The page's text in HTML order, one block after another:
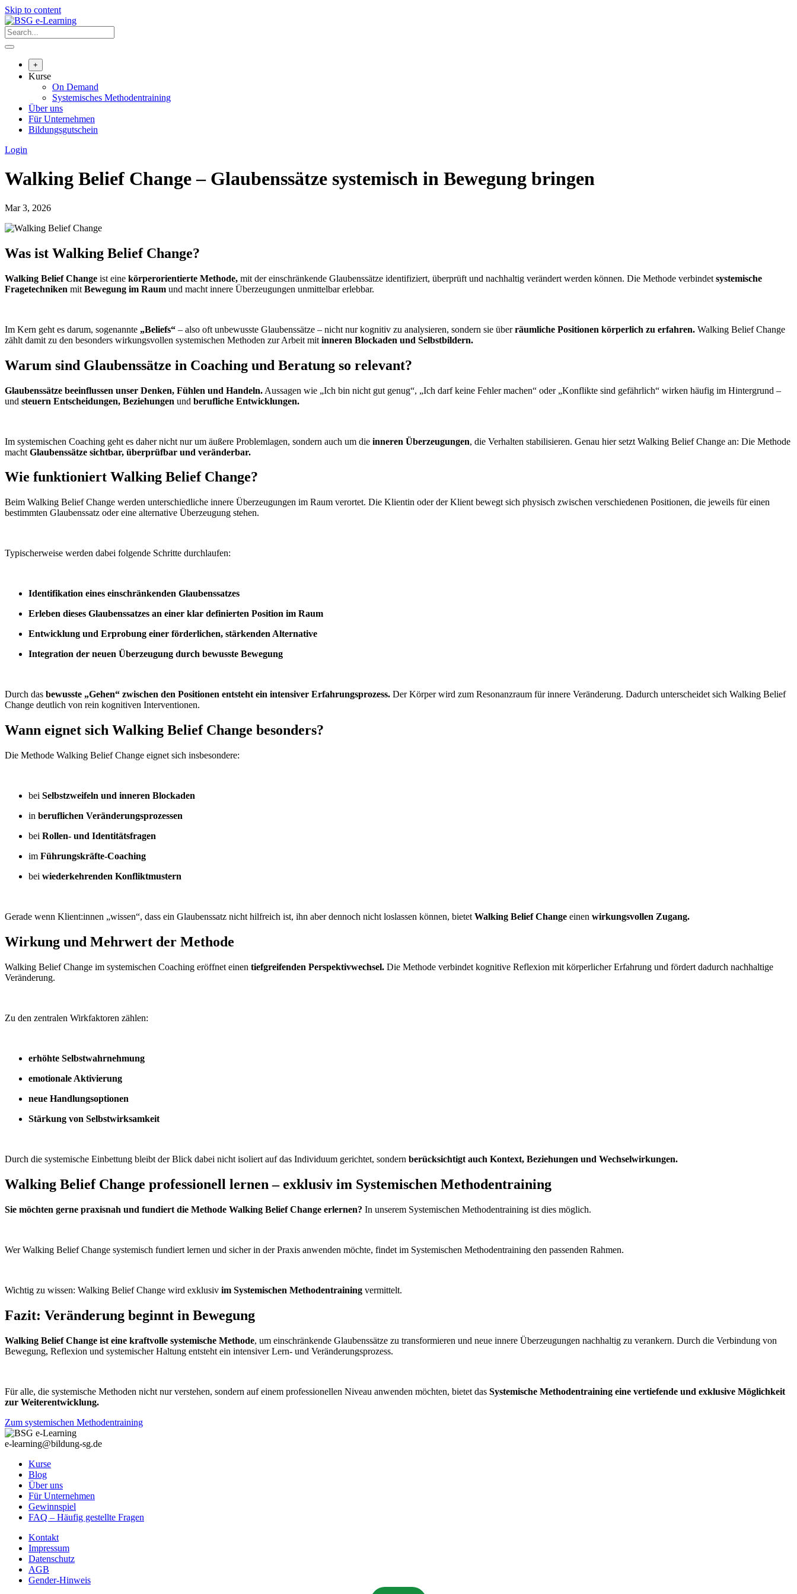
Skip to content
+
Kurse
On Demand
Systemisches Methodentraining
Über uns
Für Unternehmen
Bildungsgutschein
Login
Walking Belief Change – Glaubenssätze systemisch in Bewegung bringen
Mar 3, 2026
Was ist Walking Belief Change?
Walking Belief Change ist eine körperorientierte Methode, mit der einschränkende Glaubenssätze identifiziert, überprüft und nachhaltig verändert werden können. Die Methode verbindet systemische
Fragetechniken mit Bewegung im Raum und macht innere Überzeugungen unmittelbar erlebbar.
Im Kern geht es darum, sogenannte „Beliefs“ – also oft unbewusste Glaubenssätze – nicht nur kognitiv zu analysieren, sondern sie überräumliche Positionen körperlich zu erfahren. Walking Belief Change
zählt damit zu den besonders wirkungsvollen systemischen Methoden zur Arbeit mit inneren Blockaden und Selbstbildern.
Warum sind Glaubenssätze in Coaching und Beratung so relevant?
Glaubenssätze beeinflussen unser Denken, Fühlen und Handeln. Aussagen wie „Ich bin nicht gut genug“, „Ich darf keine Fehler machen“ oder „Konflikte sind gefährlich“ wirken häufig im Hintergrund –
und steuern Entscheidungen, Beziehungen und berufliche Entwicklungen.
Im systemischen Coaching geht es daher nicht nur um äußere Problemlagen, sondern auch um die inneren Überzeugungen, die Verhalten stabilisieren. Genau hier setzt Walking Belief Change an: Die Methode
macht Glaubenssätze sichtbar, überprüfbar und veränderbar.
Wie funktioniert Walking Belief Change?
Beim Walking Belief Change werden unterschiedliche innere Überzeugungen im Raum verortet. Die Klientin oder der Klient bewegt sich physisch zwischen verschiedenen Positionen, die jeweils für einen
bestimmten Glaubenssatz oder eine alternative Überzeugung stehen.
Typischerweise werden dabei folgende Schritte durchlaufen:
Identifikation eines einschränkenden Glaubenssatzes
Erleben dieses Glaubenssatzes an einer klar definierten Position im Raum
Entwicklung und Erprobung einer förderlichen, stärkenden Alternative
Integration der neuen Überzeugung durch bewusste Bewegung
Durch das bewusste „Gehen“ zwischen den Positionen entsteht ein intensiver Erfahrungsprozess. Der Körper wird zum Resonanzraum für innere Veränderung. Dadurch unterscheidet sich Walking Belief
Change deutlich von rein kognitiven Interventionen.
Wann eignet sich Walking Belief Change besonders?
Die Methode Walking Belief Change eignet sich insbesondere:
bei Selbstzweifeln und inneren Blockaden
in beruflichen Veränderungsprozessen
bei Rollen- und Identitätsfragen
im Führungskräfte-Coaching
bei wiederkehrenden Konfliktmustern
Gerade wenn Klient:innen „wissen“, dass ein Glaubenssatz nicht hilfreich ist, ihn aber dennoch nicht loslassen können, bietet Walking Belief Change einen wirkungsvollen Zugang.
Wirkung und Mehrwert der Methode
Walking Belief Change im systemischen Coaching eröffnet einen tiefgreifenden Perspektivwechsel. Die Methode verbindet kognitive Reflexion mit körperlicher Erfahrung und fördert dadurch nachhaltige
Veränderung.
Zu den zentralen Wirkfaktoren zählen:
erhöhte Selbstwahrnehmung
emotionale Aktivierung
neue Handlungsoptionen
Stärkung von Selbstwirksamkeit
Durch die systemische Einbettung bleibt der Blick dabei nicht isoliert auf das Individuum gerichtet, sondern berücksichtigt auch Kontext, Beziehungen und Wechselwirkungen.
Walking Belief Change professionell lernen – exklusiv im Systemischen Methodentraining
Sie möchten gerne praxisnah und fundiert die Methode Walking Belief Change erlernen? In unserem Systemischen Methodentraining ist dies möglich.
Wer Walking Belief Change systemisch fundiert lernen und sicher in der Praxis anwenden möchte, findet im Systemischen Methodentraining den passenden Rahmen.
Wichtig zu wissen: Walking Belief Change wird exklusiv im Systemischen Methodentraining vermittelt.
Fazit: Veränderung beginnt in Bewegung
Walking Belief Change ist eine kraftvolle systemische Methode, um einschränkende Glaubenssätze zu transformieren und neue innere Überzeugungen nachhaltig zu verankern. Durch die Verbindung von
Bewegung, Reflexion und systemischer Haltung entsteht ein intensiver Lern- und Veränderungsprozess.
Für alle, die systemische Methoden nicht nur verstehen, sondern auf einem professionellen Niveau anwenden möchten, bietet das Systemische Methodentraining eine vertiefende und exklusive Möglichkeit
zur Weiterentwicklung.
Zum systemischen Methodentraining
e-learning@bildung-sg.de
Kurse
Blog
Über uns
Für Unternehmen
Gewinnspiel
FAQ – Häufig gestellte Fragen
Kontakt
Impressum
Datenschutz
AGB
Gender-Hinweis